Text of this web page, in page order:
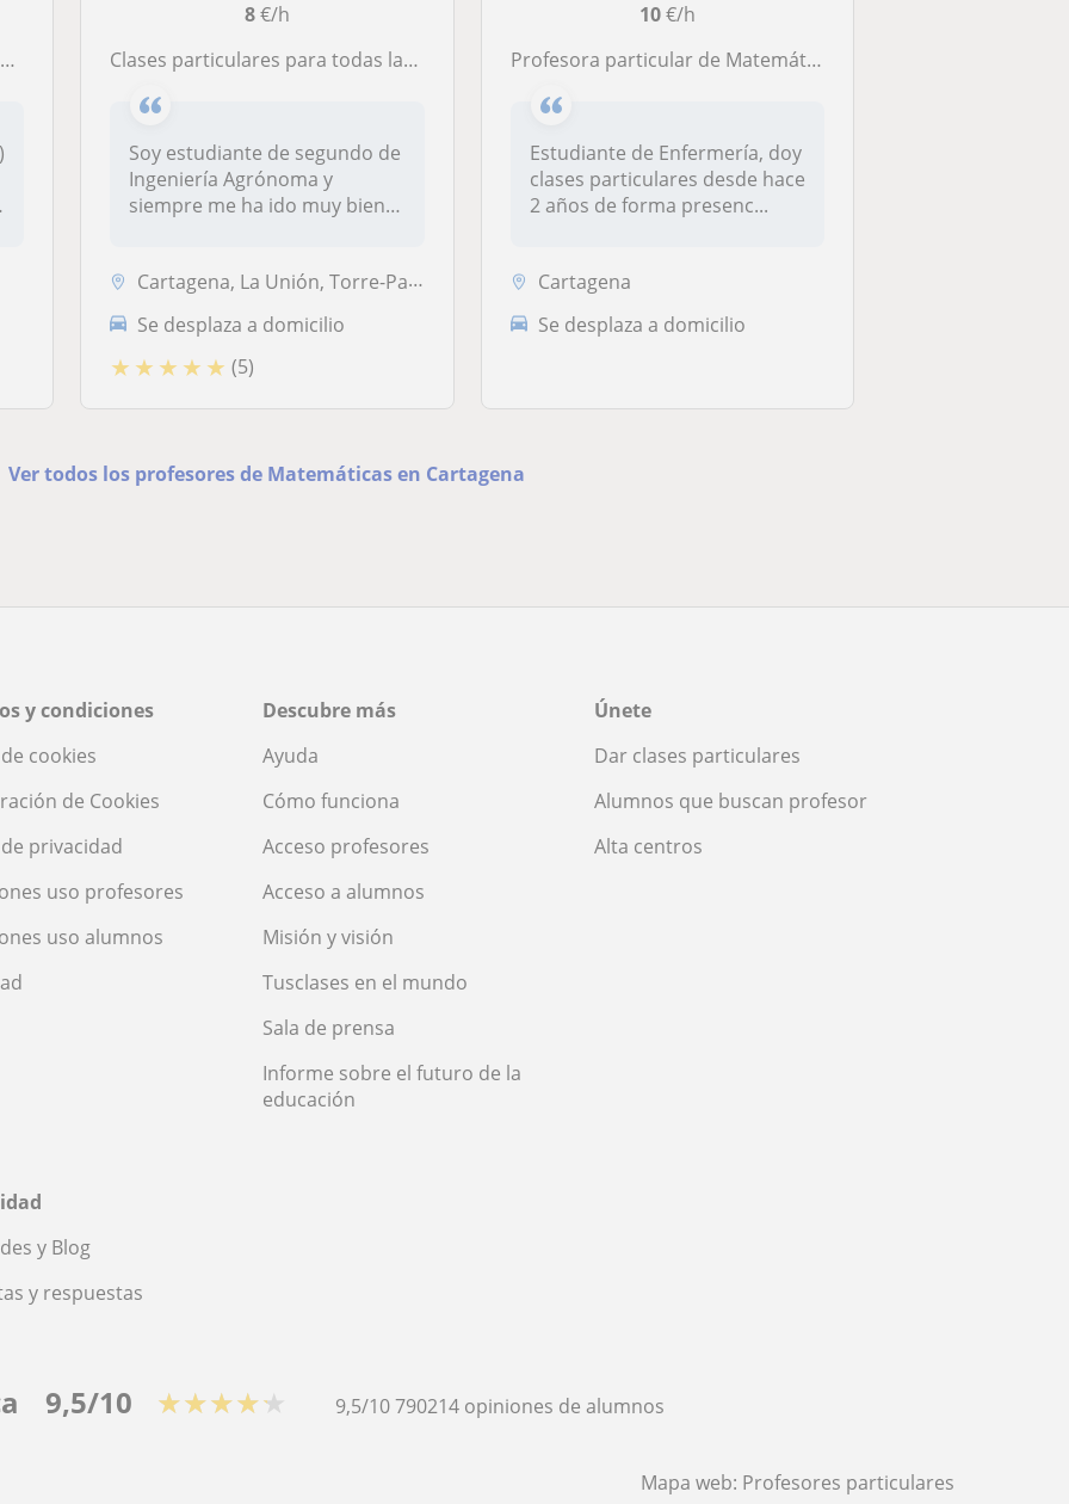
8€/h
Clases particulares para todas las asignaturas de primaria y asignatura de ciencias de la ESO. Aparte de clases de inglés
Soy estudiante de segundo de
Ingeniería Agrónoma y
siempre me ha ido muy bien
Cartagena, La Unión, Torre-Pacheco
Se desplaza a domicilio
★ ★ ★ ★ ★ (5)
10€/h
Profesora particular de Matemáticas Primaria y ESO
Estudiante de Enfermería, doy
clases particulares desde hace
2 años de forma presenc...
Cartagena
Se desplaza a domicilio
Ver todos los profesores de Matemáticas en Cartagena
y condiciones
cookies
de Cookies
privacidad
uso profesores
uso alumnos
Descubre más
Ayuda
Cómo funciona
Acceso profesores
Acceso a alumnos
Misión y visión
Tusclases en el mundo
Sala de prensa
Informe sobre el futuro de la
educación
Únete
Dar clases particulares
Alumnos que buscan profesor
Alta centros
y Blog
y respuestas
9,5/10 ★★★★★ 9,5/10790214 opiniones de alumnos
Mapa web: Profesores particulares